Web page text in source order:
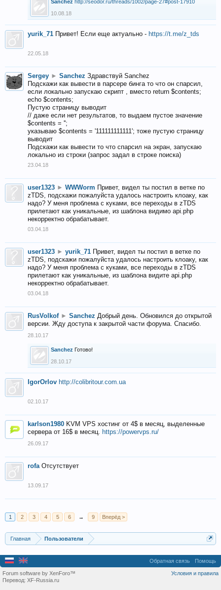
Sanchez http://seodor.ru/threads/1002/page-27#post-17910
10.08.18
yurik_71 Привет! Если еще актуально - https://t.me/z_tds
22.05.18
Sergey ► Sanchez Здравствуй Sanchez
Подскажи как вывести в парсере бинга то что он спарсил,
если локально запускаю скрипт , вместо return $contents;
echo $contents;
Пустую страницу выводит
// даже если нет результатов, то выдаем пустое значение
$contents = '';
указываю $contents = '111111111111'; тоже пустую страницу
выводит
Подскажи как вывести то что спарсил на экран, запускаю
локально из строки (запрос задал в строке поиска)
23.04.18
user1323 ► WWWorm Привет, видел ты постил в ветке по
zTDS, подскажи пожалуйста удалось настроить клоаку, как
надо? У меня проблема с куками, все переходы в zTDS
прилетают как уникальные, из шаблона видимо api.php
некорректно обрабатывает.
03.04.18
user1323 ► yurik_71 Привет, видел ты постил в ветке по
zTDS, подскажи пожалуйста удалось настроить клоаку, как
надо? У меня проблема с куками, все переходы в zTDS
прилетают как уникальные, из шаблона видите api.php
некорректно обрабатывает.
03.04.18
RusVolkof ► Sanchez Добрый день. Обновился до открытой
версии. Жду доступа к закрытой части форума. Спасибо.
28.10.17
Sanchez Готово!
28.10.17
IgorOrlov http://colibritour.com.ua
02.10.17
karlson1980 KVM VPS хостинг от 4$ в месяц, выделенные
сервера от 16$ в месяц. https://powervps.ru/
26.09.17
rofa Отсутствует
13.09.17
1 2 3 4 5 6 → 9 Вперёд >
Главная Пользователи
Обратная связь Помощь
Условия и правила
Forum software by XenForo™
Перевод: XF-Russia.ru